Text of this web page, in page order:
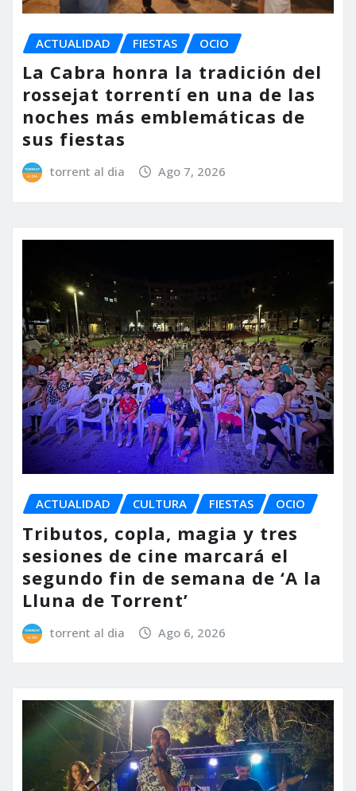
ACTUALIDAD FIESTAS OCIO
La Cabra honra la tradición del
rossejat torrentí en una de las
noches más emblemáticas de
sus fiestas
torrent al dia Ago 7, 2026
ACTUALIDAD CULTURA FIESTAS OCIO
Tributos, copla, magia y tres
sesiones de cine marcará el
segundo fin de semana de ‘A la
Lluna de Torrent’
torrent al dia Ago 6, 2026